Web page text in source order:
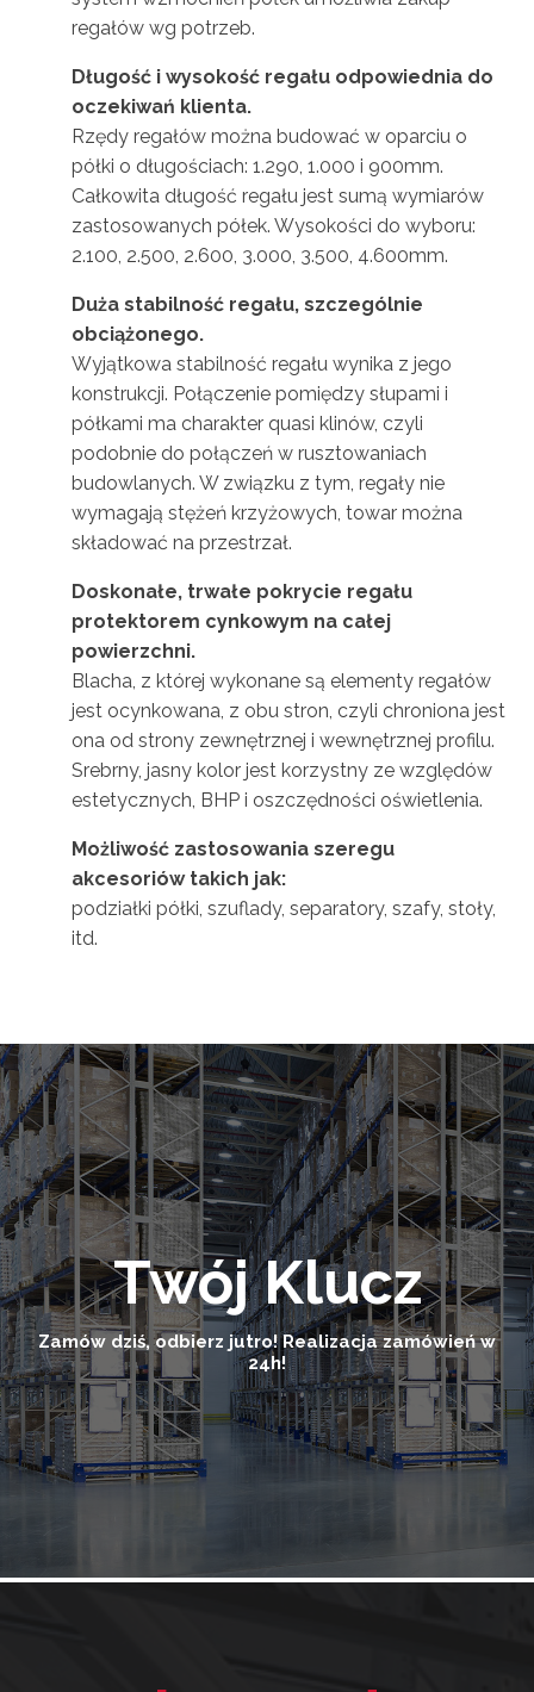
regałów wg potrzeb.
Długość i wysokość regału odpowiednia do
oczekiwań klienta.
Rzędy regałów można budować w oparciu o
półki o długościach: 1.290, 1.000 i 900mm.
Całkowita długość regału jest sumą wymiarów
zastosowanych półek. Wysokości do wyboru:
2.100, 2.500, 2.600, 3.000, 3.500, 4.600mm.
Duża stabilność regału, szczególnie
obciążonego.
Wyjątkowa stabilność regału wynika z jego
konstrukcji. Połączenie pomiędzy słupami i
półkami ma charakter quasi klinów, czyli
podobnie do połączeń w rusztowaniach
budowlanych. W związku z tym, regały nie
wymagają stężeń krzyżowych, towar można
składować na przestrzał.
Doskonałe, trwałe pokrycie regału
protektorem cynkowym na całej
powierzchni.
Blacha, z której wykonane są elementy regałów
jest ocynkowana, z obu stron, czyli chroniona jest
ona od strony zewnętrznej i wewnętrznej profilu.
Srebrny, jasny kolor jest korzystny ze względów
estetycznych, BHP i oszczędności oświetlenia.
Możliwość zastosowania szeregu
akcesoriów takich jak:
podziałki półki, szuflady, separatory, szafy, stoły,
itd.
Twój Klucz
Zamów dziś, odbierz jutro! Realizacja zamówień w
24h!